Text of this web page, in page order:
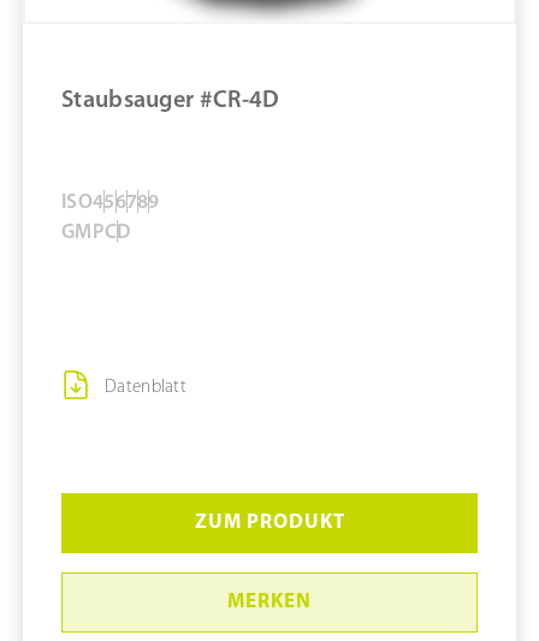
ZUM PRODUKT
MERKEN
Staubsauger #CR-4D
Datenblatt
ISO456789
GMPC D
ZUM PRODUKT
MERKEN